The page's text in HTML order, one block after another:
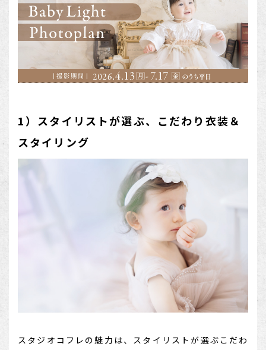
1）スタイリストが選ぶ、こだわり衣装＆
スタイリング
スタジオコフレの魅力は、スタイリストが選ぶこだわ